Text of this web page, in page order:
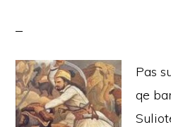
Pas
qe